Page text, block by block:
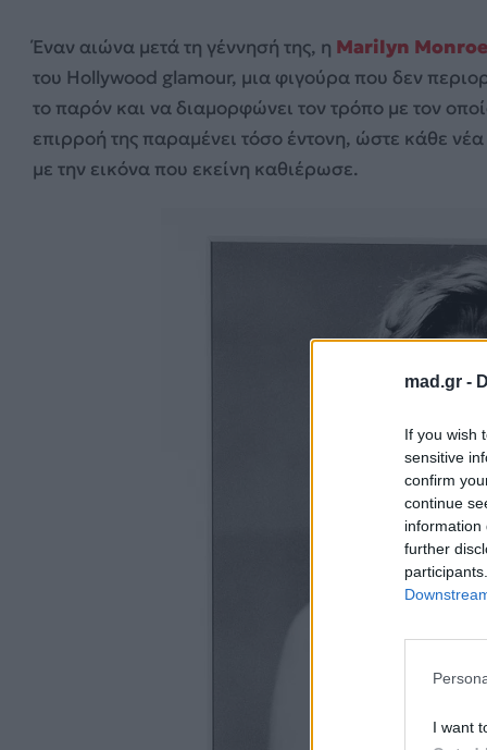
mad.gr -
If you wish
sensitive
confirm
continue
information
further
I want
Έναν αιώνα μετά τη γέννησή της, η Marilyn Monroe
του Hollywood glamour, μια φιγούρα που δεν
το παρόν και να διαμορφώνει τον τρόπο με τον
επιρροή της παραμένει τόσο έντονη, ώστε κάθε
με την εικόνα που εκείνη καθιέρωσε.